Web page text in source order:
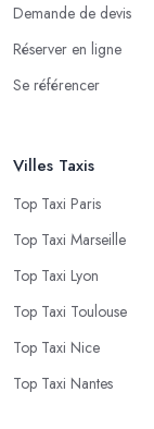
Demande de devis
Réserver en ligne
Se référencer
Villes Taxis
Top Taxi Paris
Top Taxi Marseille
Top Taxi Lyon
Top Taxi Toulouse
Top Taxi Nice
Top Taxi Nantes